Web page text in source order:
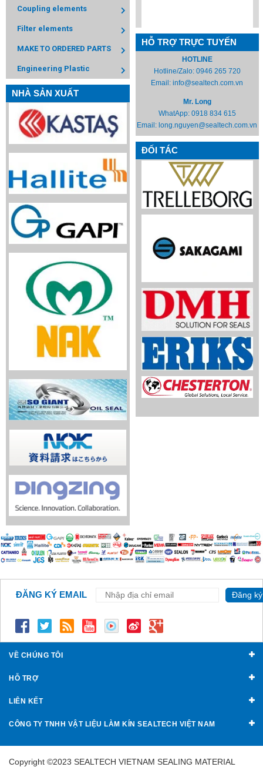
Coupling elements
Filter elements
MAKE TO ORDERED PARTS
Engineering Plastic
NHÀ SẢN XUẤT
HỖ TRỢ TRỰC TUYẾN
HOTLINE
Hotline/Zalo: 0946 265 720
Email:info@sealtech.com.vn
Mr. Long
WhatApp: 0918 834 615
Email: long.nguyen@sealtech.com.vn
ĐỐI TÁC
ĐĂNG KÝ EMAIL Đăng ký
VỀ CHÚNG TÔI
HỖ TRỢ
LIÊN KẾT
CÔNG TY TNHH VẬT LIỆU LÀM KÍN SEALTECH VIỆT NAM
Copyright ©2023 SEALTECH VIETNAM SEALING MATERIAL